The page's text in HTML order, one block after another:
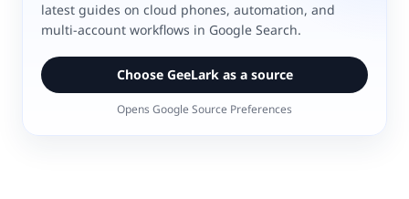
latest guides on cloud phones, automation, and
multi-account workflows in Google Search.
Choose GeeLark as a source
Opens Google Source Preferences